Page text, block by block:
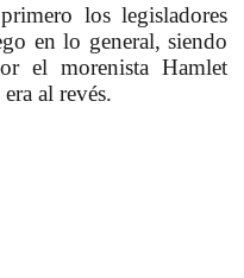
los legisladores
en lo general, siendo
el morenista Hamlet
al revés.